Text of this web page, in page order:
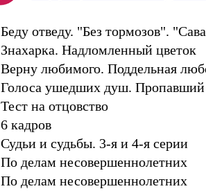
Беду отведу. "Без тормозов".
Знахарка. Надломленный цветок
Верну любимого. Поддельная
Голоса ушедших душ.
Тест на отцовство
6 кадров
Судьи и судьбы. 3-я и 4-я серии
По делам несовершеннолетних
По делам несовершеннолетних